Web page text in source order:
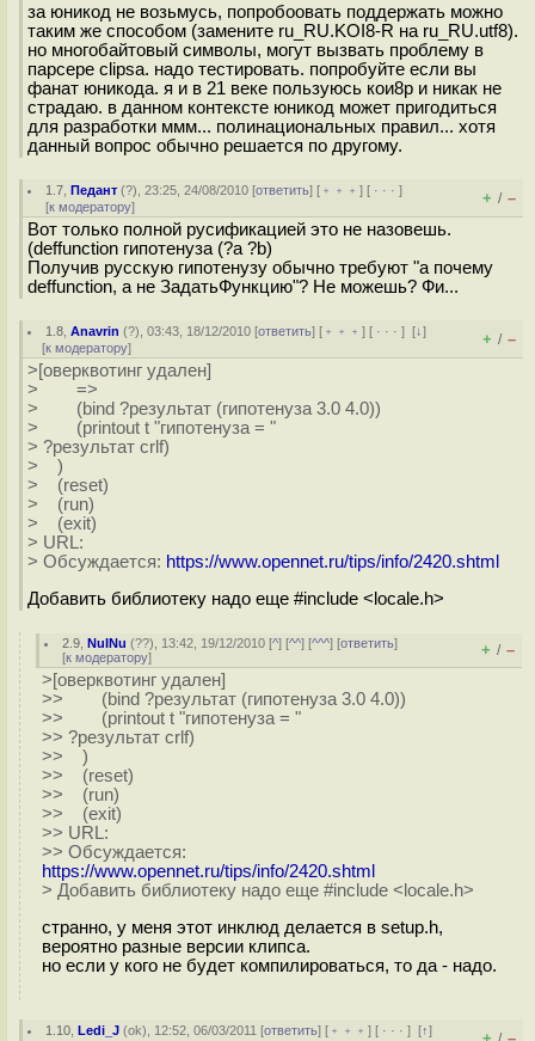
за юникод не возьмусь, попробоовать поддержать можно
таким же способом (замените ru_RU.KOI8-R на ru_RU.utf8).
но многобайтовый символы, могут вызвать проблему в
парсере clipsа. надо тестировать. попробуйте если вы
фанат юникода. я и в 21 веке пользуюсь кои8р и никак не
страдаю. в данном контексте юникод может пригодиться
для разработки ммм... полинациональных правил... хотя
данный вопрос обычно решается по другому.
1.7 ,Педант (?), 23:25, 24/08/2010 [ответить] [ ﹢﹢﹢] [ · · ·]
[к модератору] + / –
Вот только полной русификацией это не назовешь.
(deffunction гипотенуза (?a ?b)
Получив русскую гипотенузу обычно требуют "а почему
deffunction, а не ЗадатьФункцию"? Не можешь? Фи...
1.8 ,Anavrin (?), 03:43, 18/12/2010 [ответить] [ ﹢﹢﹢] [ · · ·][↓]
[к модератору] + / –
>[оверквотинг удален]
> =>
> (bind ?результат (гипотенуза 3.0 4.0))
> (printout t "гипотенуза = "
> ?результат crlf)
> )
> (reset)
> (run)
> (exit)
> URL:
> Обсуждается: https://www.opennet.ru/tips/info/2420.shtml
Добавить библиотеку надо еще #include <locale.h>
2.9 ,NuINu (??), 13:42, 19/12/2010 [^] [^^] [^^^] [ответить]
[к модератору] + / –
>[оверквотинг удален]
>> (bind ?результат (гипотенуза 3.0 4.0))
>> (printout t "гипотенуза = "
>> ?результат crlf)
>> )
>> (reset)
>> (run)
>> (exit)
>> URL:
>> Обсуждается:
https://www.opennet.ru/tips/info/2420.shtml
> Добавить библиотеку надо еще #include <locale.h>
странно, у меня этот инклюд делается в setup.h,
вероятно разные версии клипса.
но если у кого не будет компилироваться, то да - надо.
1.10 ,Ledi_J (ok), 12:52, 06/03/2011 [ответить] [ ﹢﹢﹢] [ · · ·][↑]